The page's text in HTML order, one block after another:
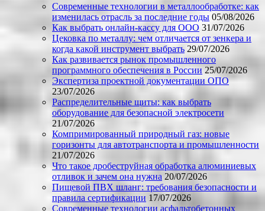
Современные технологии в металлообработке: как
изменилась отрасль за последние годы 05/08/2026
Как выбрать онлайн-кассу для ООО 31/07/2026
Цековка по металлу: чем отличается от зенкера и
когда какой инструмент выбрать 29/07/2026
Как развивается рынок промышленного
программного обеспечения в России 25/07/2026
Экспертиза проектной документации ОПО
23/07/2026
Распределительные щиты: как выбрать
оборудование для безопасной электросети
21/07/2026
Компримированный природный газ: новые
горизонты для автотранспорта и промышленности
21/07/2026
Что такое дробеструйная обработка алюминиевых
отливок и зачем она нужна 20/07/2026
Пищевой ПВХ шланг: требования безопасности и
правила сертификации 17/07/2026
Современные технологии асфальтобетонных